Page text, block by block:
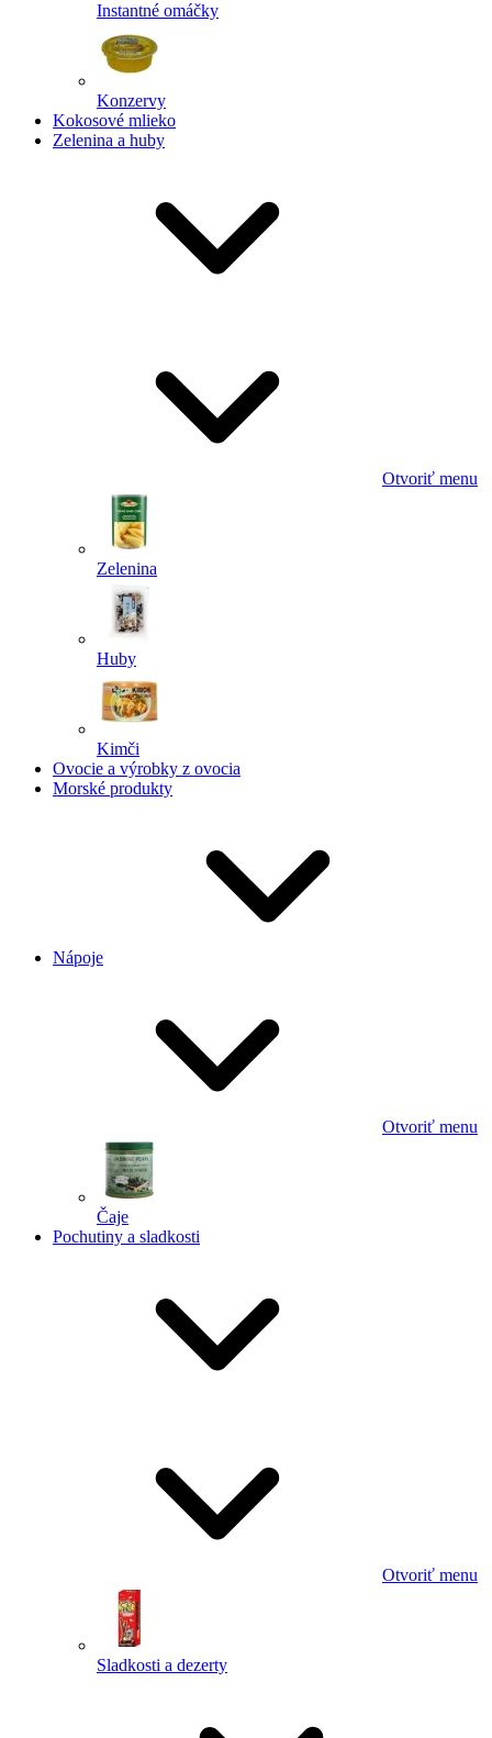
Instantné omáčky
Konzervy
Kokosové mlieko
Zelenina a huby
Otvoriť menu
Zelenina
Huby
Kimči
Ovocie a výrobky z ovocia
Morské produkty
Nápoje
Otvoriť menu
Čaje
Pochutiny a sladkosti
Otvoriť menu
Sladkosti a dezerty